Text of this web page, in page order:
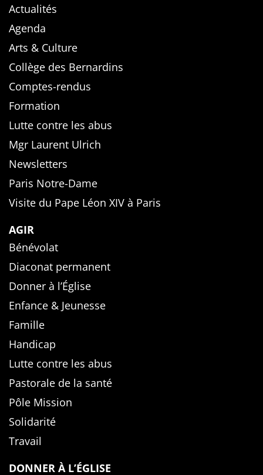
Actualités
Agenda
Arts & Culture
Collège des Bernardins
Comptes-rendus
Formation
Lutte contre les abus
Mgr Laurent Ulrich
Newsletters
Paris Notre-Dame
Visite du Pape Léon XIV à Paris
AGIR
Bénévolat
Diaconat permanent
Donner à l’Église
Enfance & Jeunesse
Famille
Handicap
Lutte contre les abus
Pastorale de la santé
Pôle Mission
Solidarité
Travail
DONNER À L’ÉGLISE